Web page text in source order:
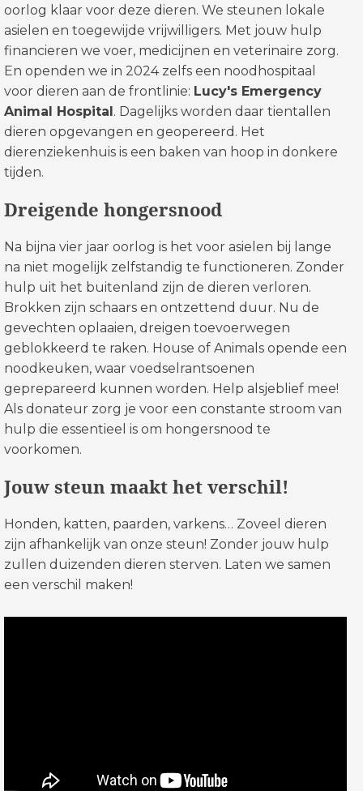
oorlog klaar voor deze dieren. We steunen lokale
asielen en toegewijde vrijwilligers. Met jouw hulp
financieren we voer, medicijnen en veterinaire zorg.
En openden we in 2024 zelfs een noodhospitaal
voor dieren aan de frontlinie: Lucy's Emergency
Animal Hospital. Dagelijks worden daar tientallen
dieren opgevangen en geopereerd. Het
dierenziekenhuis is een baken van hoop in donkere
tijden.
Dreigende hongersnood
Na bijna vier jaar oorlog is het voor asielen bij lange
na niet mogelijk zelfstandig te functioneren. Zonder
hulp uit het buitenland zijn de dieren verloren.
Brokken zijn schaars en ontzettend duur. Nu de
gevechten oplaaien, dreigen toevoerwegen
geblokkeerd te raken. House of Animals opende een
noodkeuken, waar voedselrantsoenen
geprepareerd kunnen worden. Help alsjeblief mee!
Als donateur zorg je voor een constante stroom van
hulp die essentieel is om hongersnood te
voorkomen.
Jouw steun maakt het verschil!
Honden, katten, paarden, varkens… Zoveel dieren
zijn afhankelijk van onze steun! Zonder jouw hulp
zullen duizenden dieren sterven. Laten we samen
een verschil maken!